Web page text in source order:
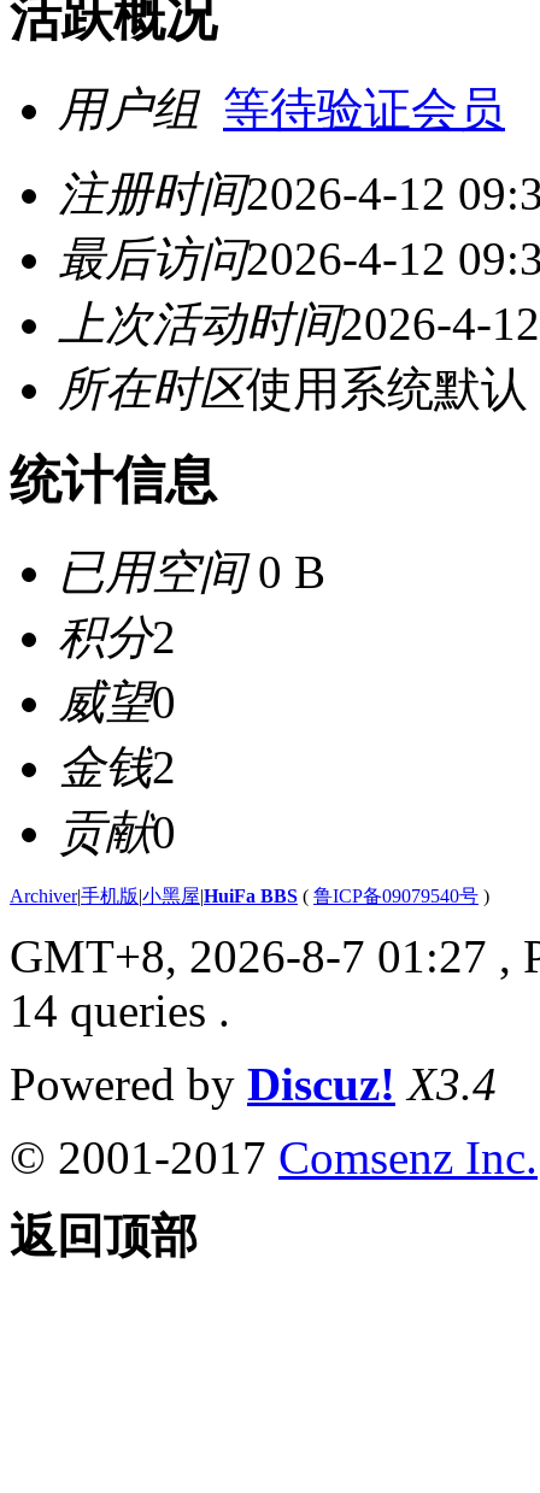
活跃概况
用户组 等待验证会员
注册时间2026-4-12
最后访问2026-4-12
上次活动时间2026-4-
所在时区使用系统默认
统计信息
已用空间0 B
积分2
威望0
金钱2
贡献0
Archiver|手机版|小黑屋|HuiFa BBS ( 鲁ICP备09079540号 )
GMT+8, 2026-8-7 01:27 ,
14 queries .
Powered by Discuz! X3.4
© 2001-2017 Comsenz Inc.
返回顶部